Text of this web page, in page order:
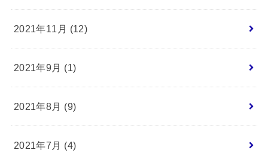
2021年11月 (12)
2021年9月 (1)
2021年8月 (9)
2021年7月 (4)